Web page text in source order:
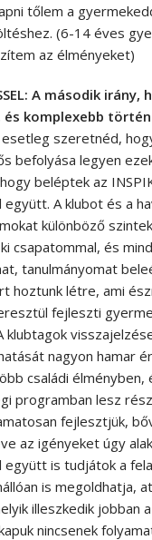
tőlem a
(6-14 éves
az élményeket)
A második irány,
és komplexebb
esetleg szeretnéd,
befolyása legyen
beléptek az
együtt. A klubot és a
különböző
csapatommal, és
tanulmányomat
hoztunk létre, ami
fejleszti
klubtagok
nagyon hamar
családi élményben,
programban lesz
fejlesztjük,
az igényeket úgy
együtt is tudjátok a
is megoldhatja,
illeszkedik jobban
nincsenek